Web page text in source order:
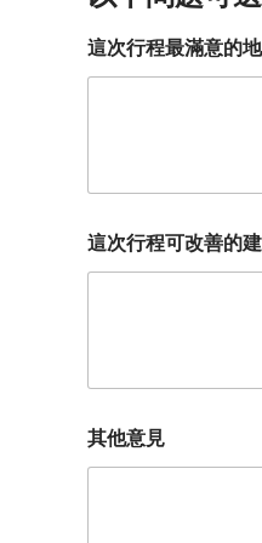
這次行程最滿意的
這次行程可改善的
其他意見